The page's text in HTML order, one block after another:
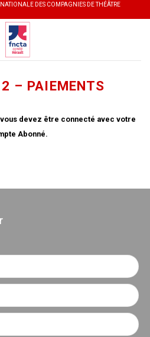
DES COMPAGNIES DE THÉÂTRE
– PAIEMENTS
devez être connecté avec votre
Abonné.